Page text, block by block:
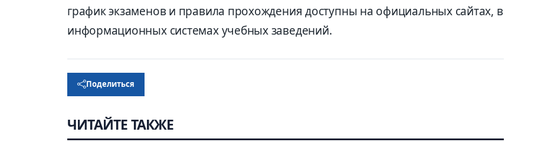
график экзаменов и правила прохождения доступны на официальных сайтах, в
информационных системах учебных заведений.
Поделиться
ЧИТАЙТЕ ТАКЖЕ